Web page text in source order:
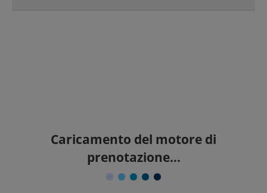
Caricamento del motore di
prenotazione...